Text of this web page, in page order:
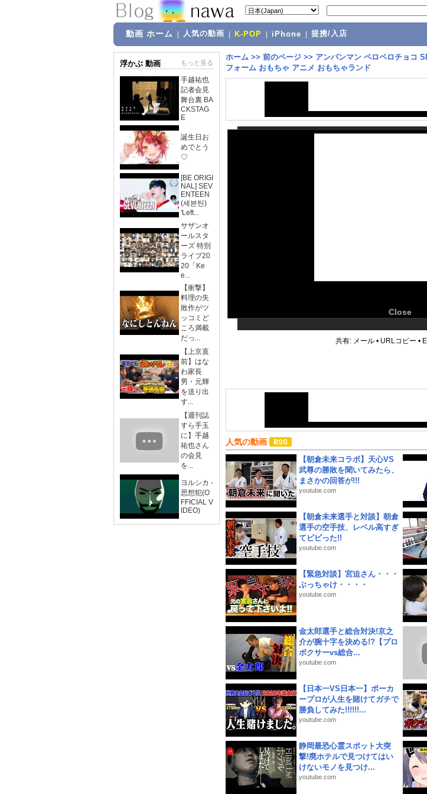
動画 ホーム 人気の動画 K-POP iPhone 提携/入店
浮かぶ 動画 もっと見る
手越祐也
記者会見
舞台裏 BA
CKSTAG
E
誕生日お
めでとう
♡
[BE ORIGI
NAL] SEV
ENTEEN
(세븐틴)
'Left...
サザンオ
ールスタ
ーズ 特別
ライブ20
20「Ke
e...
【衝撃】
料理の失
敗作がツ
ッコミど
ころ満載
だっ...
【上京直
前】はな
わ家長
男・元輝
を送り出
す...
【週刊誌
すら手玉
に】手越
祐也さん
の会見
を...
ヨルシカ -
思想犯(O
FFICIAL V
IDEO)
ホーム >> 前のページ >> アンパンマン ペロペロチョコ
フォーム おもちゃ アニメ おもちゃランド
Close
共有: メール • URLコピー •
人気の動画
【朝倉未来コラボ】天心VS
武尊の勝敗を聞いてみたら、
まさかの回答が!!!
youtube.com
【朝倉未来選手と対談】朝倉
選手の空手技、レベル高すぎ
てビビった!!
youtube.com
【緊急対談】宮迫さん・・・
ぶっちゃけ・・・・
youtube.com
金太郎選手と総合対決!京之
介が腕十字を決める!?【プロ
ボクサーvs総合...
youtube.com
【日本一VS日本一】ポーカ
ープロが人生を賭けてガチで
勝負してみた!!!!!!...
youtube.com
静岡最恐心霊スポット大突
撃!廃ホテルで見つけてはい
けないモノを見つけ...
youtube.com